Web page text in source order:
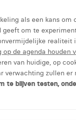
als een kans
om te
realiteit
de agenda houden
van huidige, op
verwachting zullen
te blijven testen,